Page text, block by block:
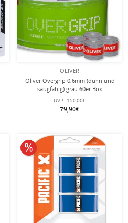
OLIVER
Oliver Overgrip 0,6mm (dünn und
saugfähig) grau 60er Box
UVP: 150,00€
79,90€
10% reduziert